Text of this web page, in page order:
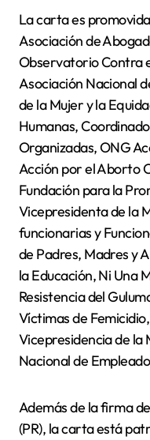
La carta es
Asociación de
Observatorio Contra
Asociación Nacional
de la Mujer y la
Humanas,
Organizadas, ONG
Acción por el Aborto
Fundación para la
Vicepresidenta de la
funcionarias y
de Padres, Madres y
la Educación, Ni Una
Resistencia del
Víctimas de
Vicepresidencia de la
Nacional de
Además de la firma
(PR), la carta está